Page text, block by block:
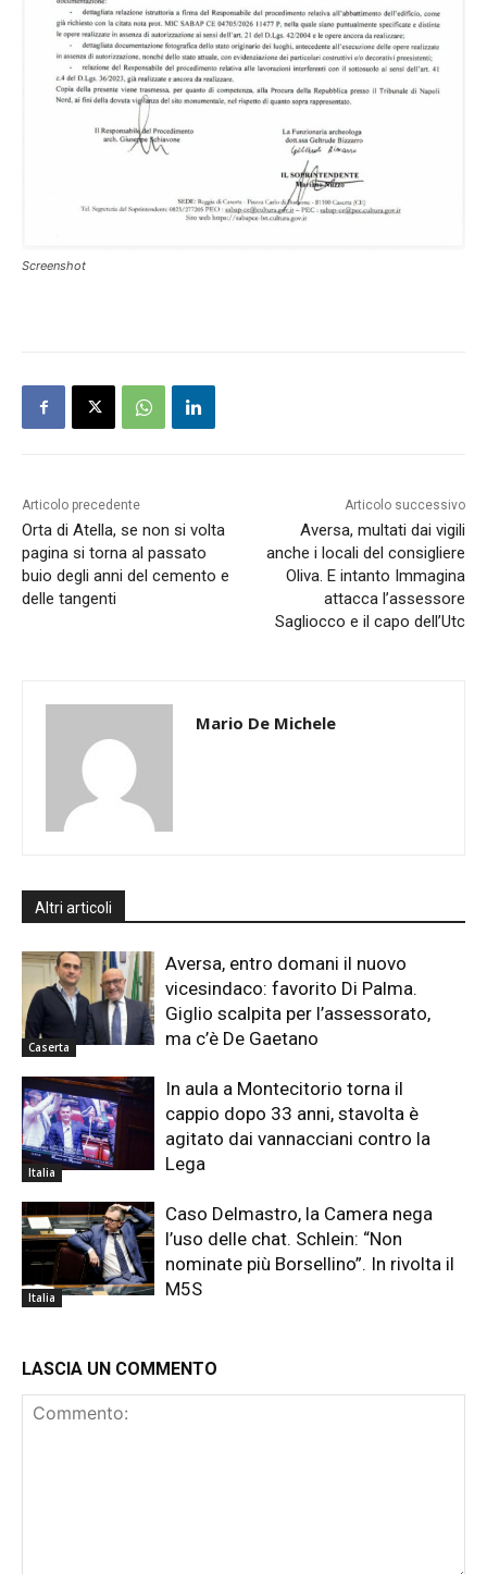
Screenshot
Articolo precedente
Orta di Atella, se non si volta
pagina si torna al passato
buio degli anni del cemento e
delle tangenti
Articolo successivo
Aversa, multati dai vigili
anche i locali del consigliere
Oliva. E intanto Immagina
attacca l’assessore
Sagliocco e il capo dell’Utc
Mario De Michele
Altri articoli
Caserta
Aversa, entro domani il nuovo
vicesindaco: favorito Di Palma.
Giglio scalpita per l’assessorato,
ma c’è De Gaetano
Italia
In aula a Montecitorio torna il
cappio dopo 33 anni, stavolta è
agitato dai vannacciani contro la
Lega
Italia
Caso Delmastro, la Camera nega
l’uso delle chat. Schlein: “Non
nominate più Borsellino”. In rivolta il
M5S
LASCIA UN COMMENTO